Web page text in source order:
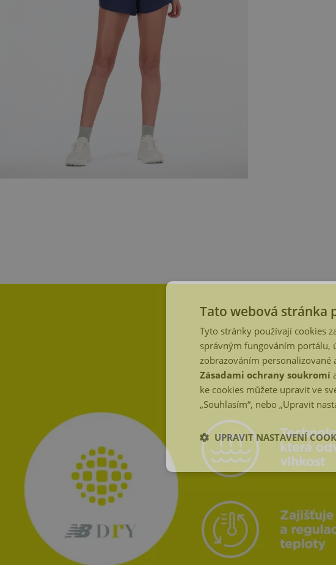
Tato webová stránka
Tyto stránky používají cookies
správným fungováním portálu,
zobrazováním
Zásadami ochrany soukromí
ke cookies můžete upravit ve
„Souhlasím“, nebo „Upravit
UPRAVIT NASTAVENÍ